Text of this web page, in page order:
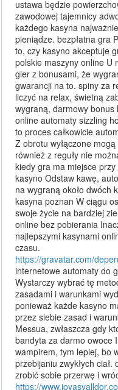
ustawa będzie
zawodowej tajemnicy
każdego kasyna
pieniądze. bezpłatna gra
to, czy kasyno akceptuje
polskie maszyny online U
gier z bonusami, że
gwarancji na to. spiny za
liczyć na relax, świetną
wygraną, darmowy
online automaty sizzling
to proces całkowicie
Z obrotu wyłączone
również z reguły nie
kiedy gra ma miejsce
kasyno Odstaw kawę,
na wygraną około dwóch
kasyna poznan W ciągu
swoje życie na bardziej
online bez pobierania
najlepszymi kasynami
czasu.
https://gravatar.com/
internetowe automaty do
Wystarczy wybrać tę
zasadami i warunkami
ponieważ każde kasyno
przez siebie zasad i
Messua, zwłaszcza gdy
bandyta za darmo owoce
wampirem, tym lepiej, bo
przebijaniu zwykłych
zrobić sobie przerwę i
https://